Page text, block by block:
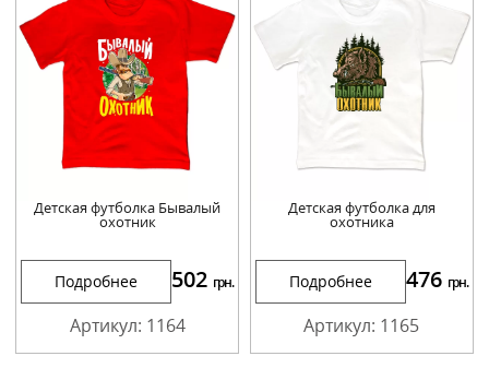
Детская футболка Бывалый
охотник
Подробнее 502 грн.
Артикул: 1164
Детская футболка для
охотника
Подробнее 476 грн.
Артикул: 1165